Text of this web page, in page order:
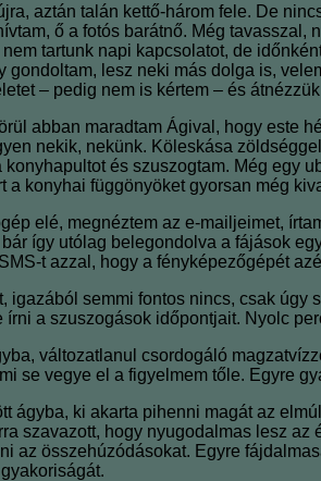
aztán talán kettő-három fele. De
ő a fotós barátnő. Még
tartunk napi kapcsolatot, de
gondoltam, lesz neki más dolga is,
– pedig nem is kértem – és
abban maradtam Ágival, hogy este
nekik, nekünk. Köleskása
és szuszogtam. Még egy
a konyhai függönyöket gyorsan még
elé, megnéztem az e-mailjeimet,
így utólag belegondolva a fájások
t azzal, hogy a fényképezőgépét
igazából semmi fontos nincs, csak
a szuszogások időpontjait. Nyolc
változatlanul csordogáló
se vegye el a figyelmem tőle. Egyre
ágyba, ki akarta pihenni magát az
szavazott, hogy nyugodalmas lesz
az összehúzódásokat. Egyre